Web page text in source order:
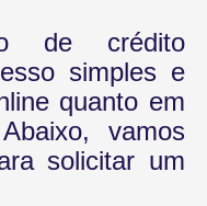
de crédito
simples e
quanto em
vamos
solicitar um